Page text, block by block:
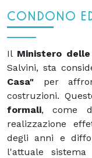
CONDONO
Il Ministero
Salvini, sta
Casa" per
costruzioni.
formali, come
realizzazione
degli anni e
l'attuale